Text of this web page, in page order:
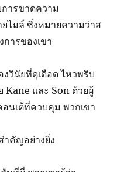
ารขาดความ
ไมล์ ซึ่งหมายความว่าส
ารของเขา
วินัยที่ดุเดือด ไหวพริบ
Kane และ Son ด้วยผู้
นเต้ที่ควบคุม พวกเขา
คัญอย่างยิ่ง